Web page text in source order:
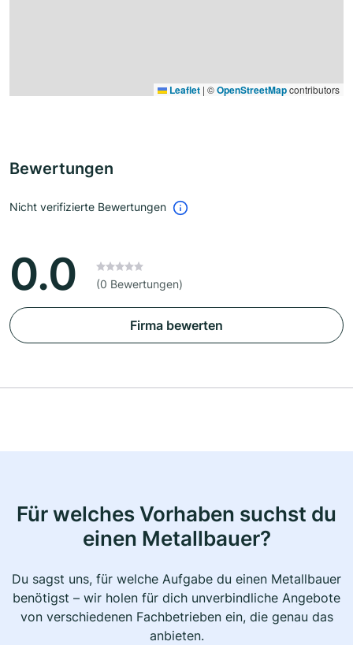
Leaflet | ©OpenStreetMapcontributors
Bewertungen
Nicht verifizierte Bewertungen
0.0 (0 Bewertungen)
Firma bewerten
Für welches Vorhaben suchst du
einen Metallbauer?
Du sagst uns, für welche Aufgabe du einen Metallbauer
benötigst – wir holen für dich unverbindliche Angebote
von verschiedenen Fachbetrieben ein, die genau das
anbieten.